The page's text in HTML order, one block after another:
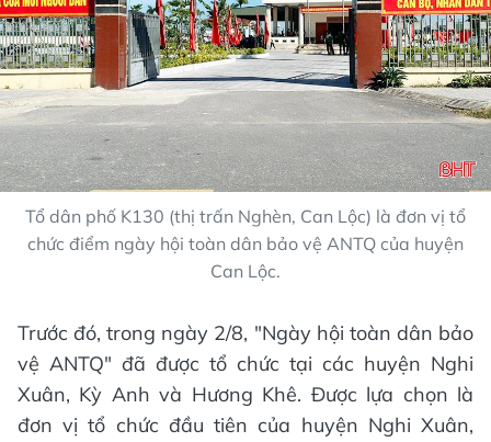
Tổ dân phố K130 (thị trấn Nghèn, Can Lộc) là đơn vị tổ
chức điểm ngày hội toàn dân bảo vệ ANTQ của huyện
Can Lộc.
Trước đó, trong ngày 2/8, "Ngày hội toàn dân bảo
vệ ANTQ" đã được tổ chức tại các huyện Nghi
Xuân, Kỳ Anh và Hương Khê. Được lựa chọn là
đơn vị tổ chức đầu tiên của huyện Nghi Xuân,